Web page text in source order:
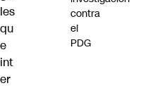
les
qu
e
int
er
contra
el
PDG